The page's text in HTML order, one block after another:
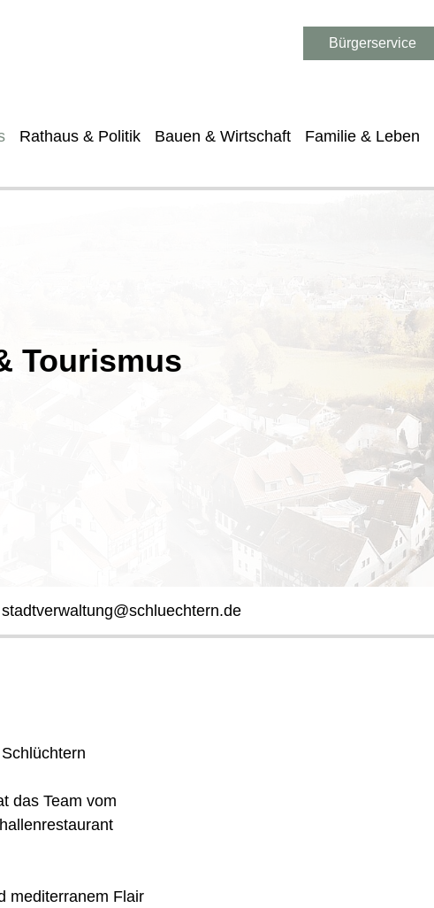
Bürgerservice
Rathaus & Politik Bauen & Wirtschaft Familie & Leben
Tourismus
stadtverwaltung@schluechtern.de
das Team vom
mediterranem Flair